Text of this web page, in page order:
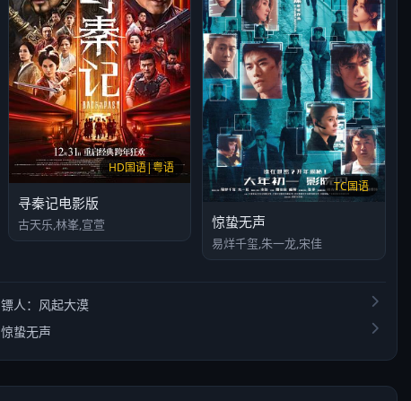
HD国语|粤语
寻秦记电影版
古天乐,林峯,宣萱
TC国语
惊蛰无声
易烊千玺,朱一龙,宋佳
镖人：风起大漠
惊蛰无声